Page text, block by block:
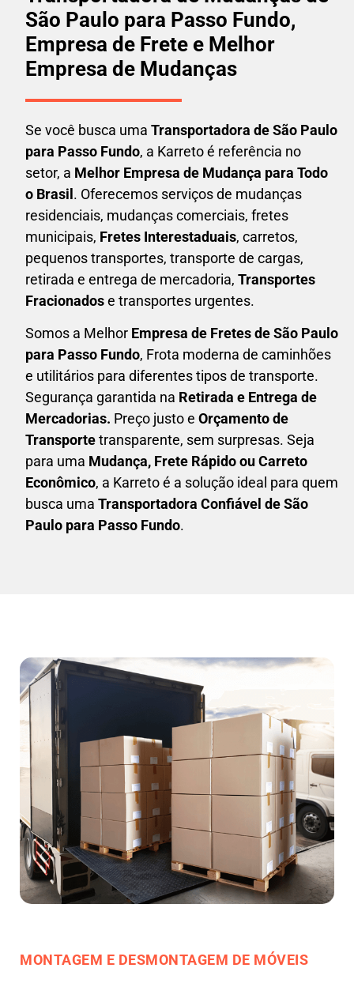
São Paulo para Passo Fundo,
Empresa de Frete e Melhor
Empresa de Mudanças
Se você busca uma Transportadora de São Paulo
para Passo Fundo, a Karreto é referência no
setor, a Melhor Empresa de Mudança para Todo
o Brasil. Oferecemos serviços de mudanças
residenciais, mudanças comerciais, fretes
municipais, Fretes Interestaduais, carretos,
pequenos transportes, transporte de cargas,
retirada e entrega de mercadoria, Transportes
Fracionadose transportes urgentes.
Somos a Melhor Empresa de Fretesde São Paulo
para Passo Fundo, Frota moderna de caminhões
e utilitários para diferentes tipos de transporte.
Segurança garantida na Retirada e Entrega de
Mercadorias. Preço justo e Orçamento de
Transportetransparente, sem surpresas. Seja
para uma Mudança, Frete Rápido ou Carreto
Econômico, a Karretoé a solução ideal para quem
busca uma Transportadora Confiável de São
Paulo para Passo Fundo.
MONTAGEM E DESMONTAGEM DE MÓVEIS